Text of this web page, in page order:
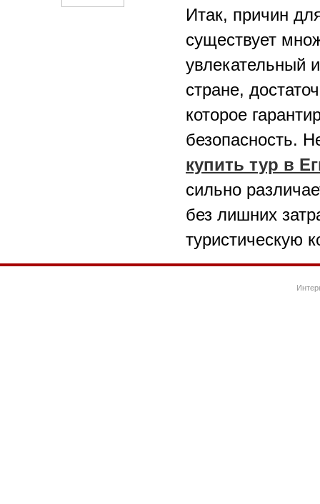
Итак, причин
существует
увлекательный
стране,
которое
безопасность.
купить тур в
сильно
без лишних
туристическую